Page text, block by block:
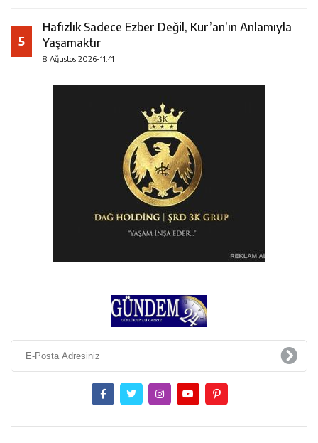
5
Hafızlık Sadece Ezber Değil, Kur’an’ın Anlamıyla
Yaşamaktır
8 Ağustos 2026-11:41